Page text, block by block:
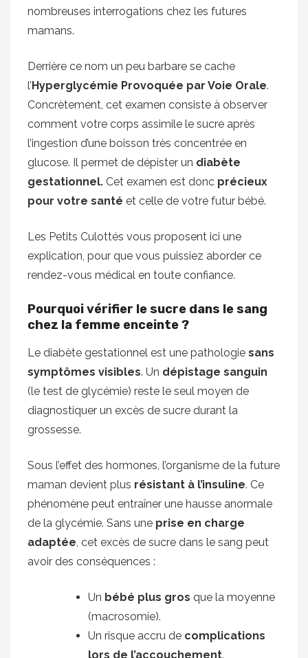
nombreuses interrogations chez les futures
mamans.
Derrière ce nom un peu barbare se cache
l’ Hyperglycémie Provoquée par Voie Orale.
Concrètement, cet examen consiste à observer
comment votre corps assimile le sucre après
l’ingestion d’une boisson très concentrée en
glucose. Il permet de dépister un diabète
gestationnel. Cet examen est donc précieux
pour votre santé et celle de votre futur bébé.
Les Petits Culottés vous proposent ici une
explication, pour que vous puissiez aborder ce
rendez-vous médical en toute confiance.
Pourquoi vérifier le sucre dans le sang
chez la femme enceinte ?
Le diabète gestationnel est une pathologie sans
symptômes visibles. Un dépistage sanguin
(le test de glycémie) reste le seul moyen de
diagnostiquer un excès de sucre durant la
grossesse.
Sous l’effet des hormones, l’organisme de la future
maman devient plus résistant à l’insuline. Ce
phénomène peut entraîner une hausse anormale
de la glycémie. Sans une prise en charge
adaptée, cet excès de sucre dans le sang peut
avoir des conséquences :
Un bébé plus gros que la moyenne
(macrosomie).
Un risque accru de complications
lors de l’accouchement.